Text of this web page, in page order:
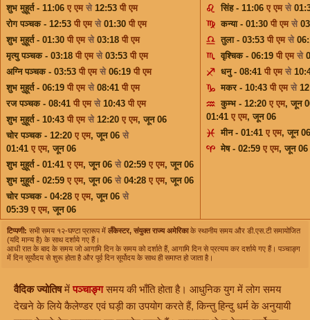
शुभ मुहूर्त - 11:06 ए एम से 12:53 पी एम
रोग पञ्चक - 12:53 पी एम से 01:30 पी एम
शुभ मुहूर्त - 01:30 पी एम से 03:18 पी एम
मृत्यु पञ्चक - 03:18 पी एम से 03:53 पी एम
अग्नि पञ्चक - 03:53 पी एम से 06:19 पी एम
शुभ मुहूर्त - 06:19 पी एम से 08:41 पी एम
रज पञ्चक - 08:41 पी एम से 10:43 पी एम
शुभ मुहूर्त - 10:43 पी एम से 12:20 ए एम, जून 06
चोर पञ्चक - 12:20 ए एम, जून 06 से
01:41 ए एम, जून 06
शुभ मुहूर्त - 01:41 ए एम, जून 06 से 02:59 ए एम, जून 06
शुभ मुहूर्त - 02:59 ए एम, जून 06 से 04:28 ए एम, जून 06
चोर पञ्चक - 04:28 ए एम, जून 06 से
05:39 ए एम, जून 06
सिंह - 11:06 ए एम से
कन्या - 01:30 पी एम से
तुला - 03:53 पी एम से
वृश्चिक - 06:19 पी एम से
धनु - 08:41 पी एम से
मकर - 10:43 पी एम से
कुम्भ - 12:20 ए एम, जून
01:41 ए एम, जून 06
मीन - 01:41 ए एम, जून 06
मेष - 02:59 ए एम, जून 06
टिप्पणी: सभी समय १२-घण्टा प्रारूप में लँकेस्टर, संयुक्त राज्य अमेरिकाके स्थानीय समय और डी.एस.टी समायोजित
(यदि मान्य है) के साथ दर्शाये गए हैं।
आधी रात के बाद के समय जो आगामि दिन के समय को दर्शाते हैं, आगामि दिन से प्रत्यय कर दर्शाये गए हैं। पञ्चाङ्ग
में दिन सूर्योदय से शुरू होता है और पूर्व दिन सूर्योदय के साथ ही समाप्त हो जाता है।
वैदिक ज्योतिषमेंपञ्चाङ्गसमय की भाँति होता है। आधुनिक युग में लोग समय
देखने के लिये कैलेण्डर एवं घड़ी का उपयोग करते हैं, किन्तु हिन्दु धर्म के अनुयायी